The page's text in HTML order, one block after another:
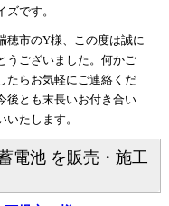
ズです。
穂市のY様、この度は誠に
うございました。何かご
たらお気軽にご連絡くだ
後とも末長いお付き合い
いたします。
電池 を販売・施工